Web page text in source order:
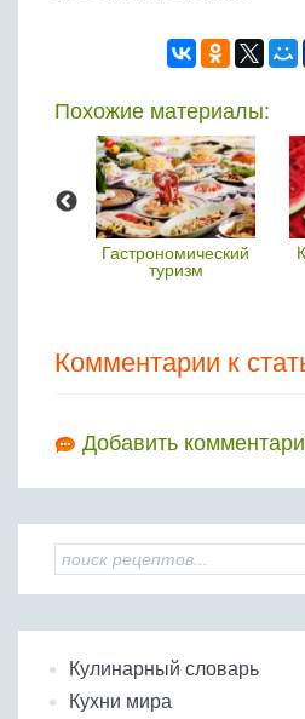
Похожие материалы:
Гастрономический
туризм
Комментарии к
Добавить
Кулинарный словарь
Кухни мира